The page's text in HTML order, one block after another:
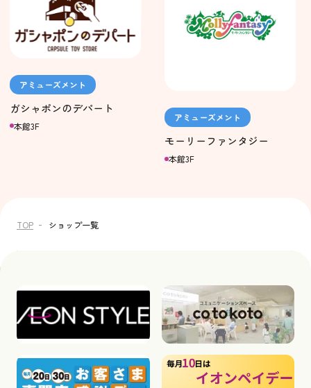
アミューズメント
ガシャポンのデパート
本館3F
アミューズメント
モーリーファンタジー
本館3F
TOP ショップ一覧